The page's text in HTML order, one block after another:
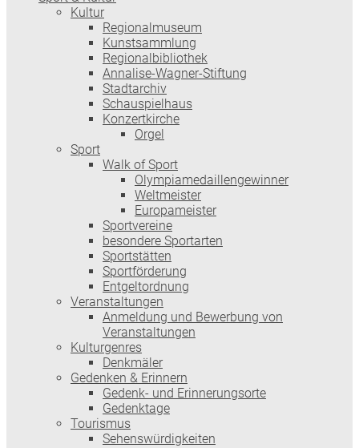
Kultur
Regionalmuseum
Kunstsammlung
Regionalbibliothek
Annalise-Wagner-Stiftung
Stadtarchiv
Schauspielhaus
Konzertkirche
Orgel
Sport
Walk of Sport
Olympiamedaillengewinner
Weltmeister
Europameister
Sportvereine
besondere Sportarten
Sportstätten
Sportförderung
Entgeltordnung
Veranstaltungen
Anmeldung und Bewerbung von
Veranstaltungen
Kulturgenres
Denkmäler
Gedenken & Erinnern
Gedenk- und Erinnerungsorte
Gedenktage
Tourismus
Sehenswürdigkeiten